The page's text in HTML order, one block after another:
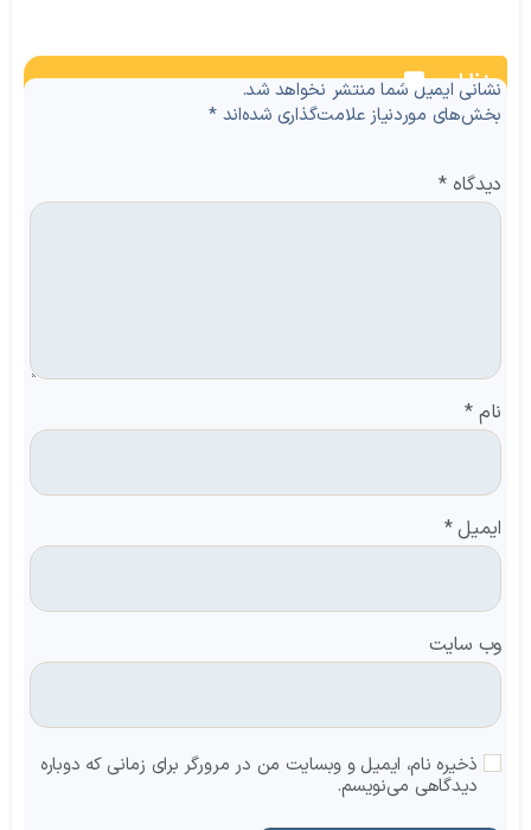
نظرات
نشانی ایمیل شما منتشر نخواهد شد.
بخش‌های موردنیاز علامت‌گذاری شده‌اند*
دیدگاه*
نام *
ایمیل*
وب‌ سایت
ذخیره نام، ایمیل و وبسایت من در مرورگر برای زمانی که دوباره
دیدگاهی می‌نویسم.